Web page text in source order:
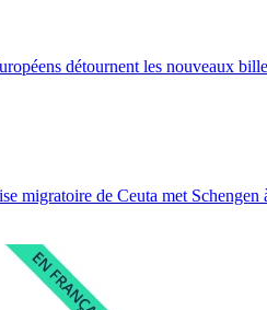
détournent les nouveaux
migratoire de Ceuta met Schengen